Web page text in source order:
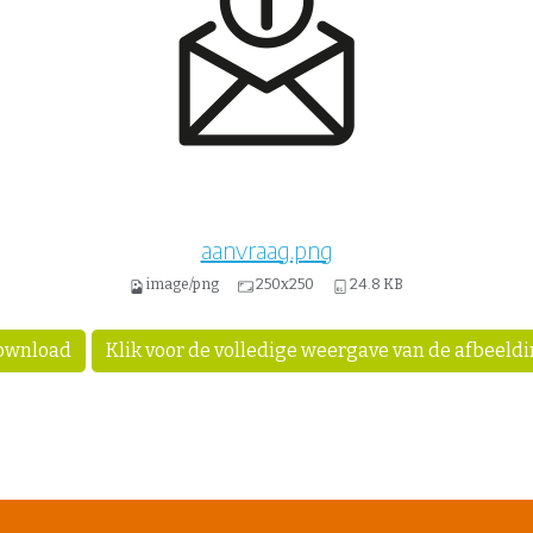
aanvraag.png
image/png 250x250 24.8 KB
Klik voor de volledige weergave van de